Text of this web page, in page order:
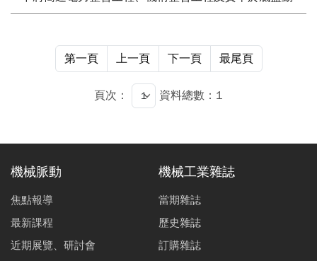
計能耗測試過程，以驗證燃料電池系統與3.5噸電動貨卡
性，並提供實車於底盤動力計上之能耗測試結果，做為未
來氫能車輛發展之依據及參考。
第一頁 上一頁 下一頁 最尾頁
頁次： 資料總數：1
機械脈動
焦點報導
最新課程
近期展覽、研討會
機械工業雜誌
當期雜誌
歷史雜誌
訂購雜誌